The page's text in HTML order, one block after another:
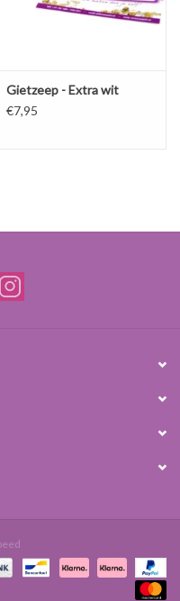
Gietzeep - Extra wit
€7,95